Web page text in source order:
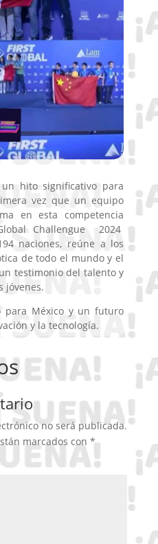
hito significativo para
vez que un equipo
en esta competencia
Challengue 2024
naciones, reúne a los
de todo el mundo y el
testimonio del talento y
jóvenes.
para México y un futuro
y la tecnología.
no será publicada.
marcados con *